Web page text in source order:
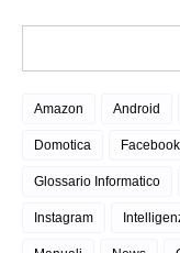
Amazon Android
Domotica Facebook
Glossario Informatico
Instagram